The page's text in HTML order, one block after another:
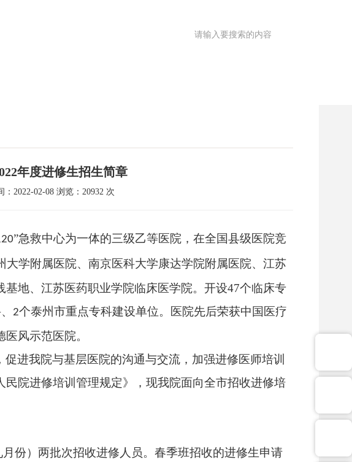
年度进修生招生简章
2022-02-08 浏览：20932 次
”急救中心为一体的三级乙等医院，在全国县级医院竞
大学附属医院、南京医科大学康达学院附属医院、江苏
地、江苏医药职业学院临床医学院。开设47个临床专
2个泰州市重点专科建设单位。医院先后荣获中国医疗
风示范医院。
进我院与基层医院的沟通与交流，加强进修医师培训
民院进修培训管理规定》，现我院面向全市招收进修培
份）两批次招收进修人员。春季班招收的进修生申请